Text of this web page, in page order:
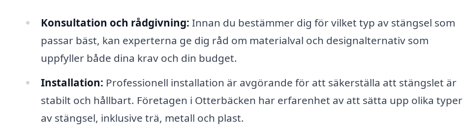
Konsultation och rådgivning: Innan du bestämmer dig för vilket typ av stängsel som
passar bäst, kan experterna ge dig råd om materialval och designalternativ som
uppfyller både dina krav och din budget.
Installation: Professionell installation är avgörande för att säkerställa att stängslet är
stabilt och hållbart. Företagen i Otterbäcken har erfarenhet av att sätta upp olika typer
av stängsel, inklusive trä, metall och plast.